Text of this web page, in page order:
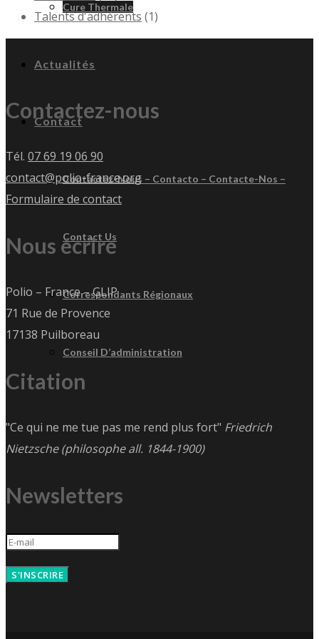
Cure Thermale
Actualités
Contact
Contactez-Nous – Contacto – Contacte-Nos –
Contact Us
Correspondants Régionaux
Conseil D’administration
Talents d'adhérents (1)
Contactez-nous
Tél. 07 69 19 06 90
contact@polio-france.org
Formulaire de contact
Nous écrire
Polio – France – GLIP
71 Rue de Provence
17138 Puilboreau
Citation
"Ce qui ne me tue pas me rend plus fort" Friedrich
Nietzsche (philosophe all. 1844-1900)
Newsletters
S'INSCRIRE